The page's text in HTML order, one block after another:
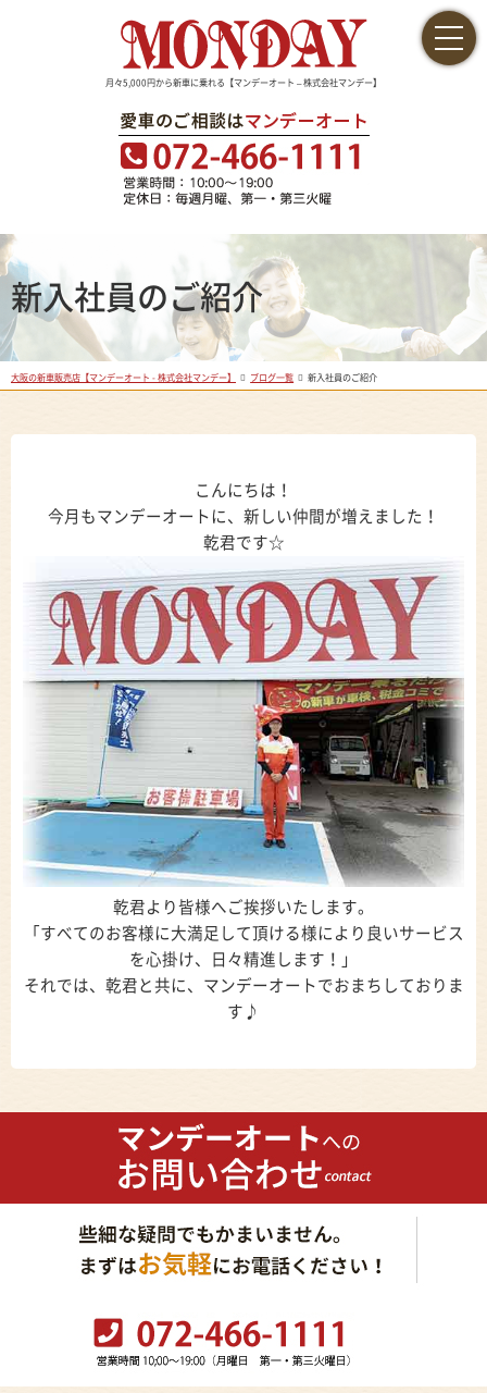
月々5,000円から新車に乗れる【マンデーオート – 株式会社マンデー】
新入社員のご紹介
大阪の新車販売店【マンデーオート - 株式会社マンデー】 ブログ一覧 新入社員のご紹介
こんにちは！
今月もマンデーオートに、新しい仲間が増えました！
乾君です☆
乾君より皆様へご挨拶いたします。
「すべてのお客様に大満足して頂ける様により良いサービス
を心掛け、日々精進します！」
それでは、乾君と共に、マンデーオートでおまちしておりま
す♪